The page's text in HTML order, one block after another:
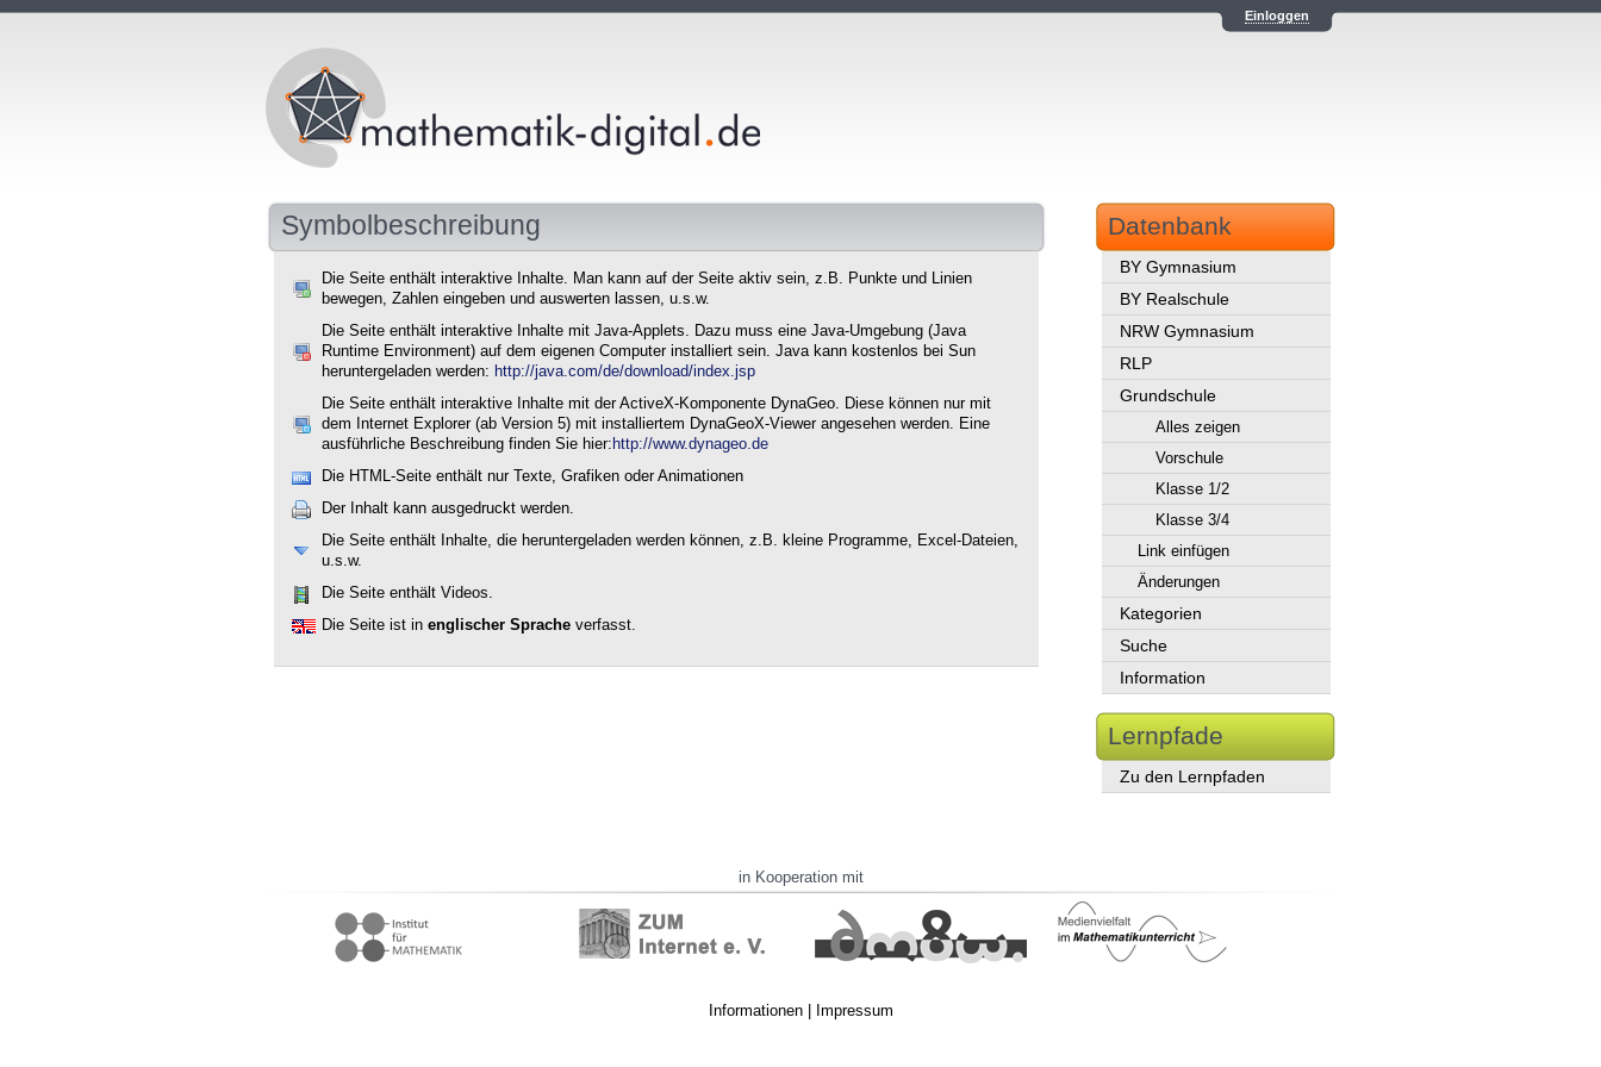
Einloggen
Symbolbeschreibung
Die Seite enthält interaktive Inhalte. Man kann auf der Seite aktiv sein, z.B. Punkte und Linien
bewegen, Zahlen eingeben und auswerten lassen, u.s.w.
Die Seite enthält interaktive Inhalte mit Java-Applets. Dazu muss eine Java-Umgebung (Java
Runtime Environment) auf dem eigenen Computer installiert sein. Java kann kostenlos bei Sun
heruntergeladen werden: http://java.com/de/download/index.jsp
Die Seite enthält interaktive Inhalte mit der ActiveX-Komponente DynaGeo. Diese können nur mit
dem Internet Explorer (ab Version 5) mit installiertem DynaGeoX-Viewer angesehen werden. Eine
ausführliche Beschreibung finden Sie hier: http://www.dynageo.de
Die HTML-Seite enthält nur Texte, Grafiken oder Animationen
Der Inhalt kann ausgedruckt werden.
Die Seite enthält Inhalte, die heruntergeladen werden können, z.B. kleine Programme, Excel-Dateien,
u.s.w.
Die Seite enthält Videos.
Die Seite ist in englischer Sprache verfasst.
Datenbank
BY Gymnasium
BY Realschule
NRW Gymnasium
RLP
Grundschule
Alles zeigen
Vorschule
Klasse 1/2
Klasse 3/4
Link einfügen
Änderungen
Kategorien
Suche
Information
Lernpfade
Zu den Lernpfaden
in Kooperation mit
Informationen| Impressum